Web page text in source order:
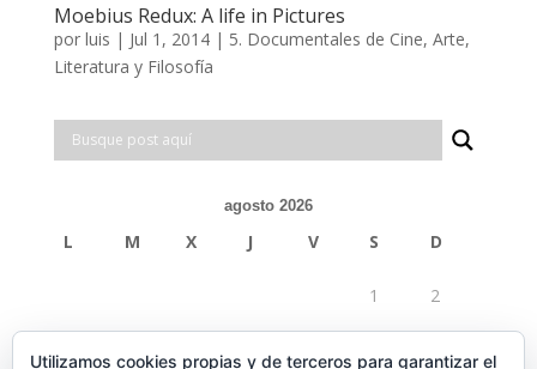
Moebius Redux: A life in Pictures
por luis | Jul 1, 2014| 5. Documentales de Cine, Arte,
Literatura y Filosofía
agosto 2026
L M X J V S D
1 2
Utilizamos cookies propias y de terceros para garantizar el